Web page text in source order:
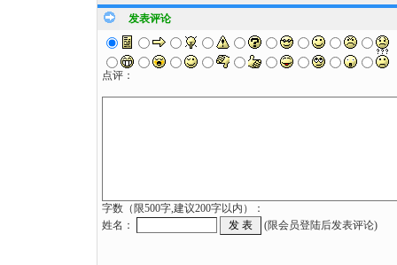
发表评论
点评：
字数（限500字,建议200字以内）：
姓名：
(限会员登陆后发表评论)